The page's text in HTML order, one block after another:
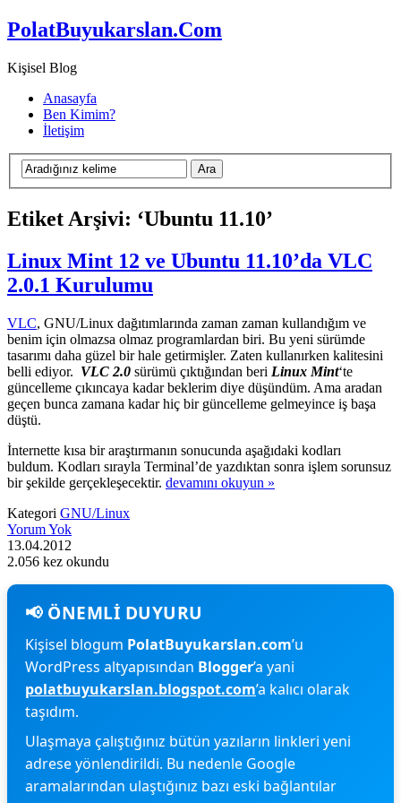
PolatBuyukarslan.Com
Kişisel Blog
Anasayfa
Ben Kimim?
İletişim
Etiket Arşivi: ‘Ubuntu 11.10’
Linux Mint 12 ve Ubuntu 11.10’da VLC
2.0.1 Kurulumu
VLC, GNU/Linux dağıtımlarında zaman zaman kullandığım ve
benim için olmazsa olmaz programlardan biri. Bu yeni sürümde
tasarımı daha güzel bir hale getirmişler. Zaten kullanırken kalitesini
belli ediyor. VLC 2.0 sürümü çıktığından beri Linux Mint‘te
güncelleme çıkıncaya kadar beklerim diye düşündüm. Ama aradan
geçen bunca zamana kadar hiç bir güncelleme gelmeyince iş başa
düştü.
İnternette kısa bir araştırmanın sonucunda aşağıdaki kodları
buldum. Kodları sırayla Terminal’de yazdıktan sonra işlem sorunsuz
bir şekilde gerçekleşecektir. devamını okuyun »
Kategori GNU/Linux
Yorum Yok
13.04.2012
2.056 kez okundu
Kişisel blogum PolatBuyukarslan.com’u
WordPress altyapısından Blogger’a yani
polatbuyukarslan.blogspot.com’a kalıcı olarak
taşıdım.
Ulaşmaya çalıştığınız bütün yazıların linkleri yeni
adrese yönlendirildi. Bu nedenle Google
aramalarından ulaştığınız bazı eski bağlantılar